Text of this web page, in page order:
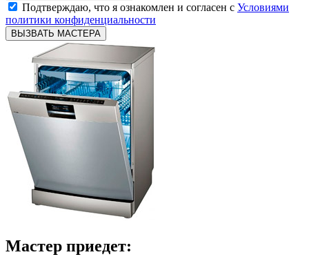
Подтверждаю, что я ознакомлен и согласен с Условиями
политики конфиденциальности
ВЫЗВАТЬ МАСТЕРА
Мастер приедет: